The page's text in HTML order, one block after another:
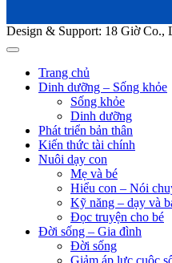
Design & Support: 18 Giờ Co.,
Trang chủ
Dinh dưỡng – Sống khỏe
Sống khỏe
Dinh dưỡng
Phát triển bản thân
Kiến thức tài chính
Nuôi dạy con
Mẹ và bé
Hiểu con – Nói
Kỹ năng – dạy và
Đọc truyện cho bé
Đời sống – Gia đình
Đời sống
Giảm áp lực cuộc